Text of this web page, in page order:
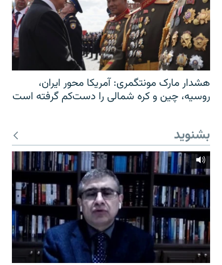
هشدار مارک مونتگمری: آمریکا محور ایران،
روسیه، چین و کره شمالی را دست‌کم گرفته است
بشنوید